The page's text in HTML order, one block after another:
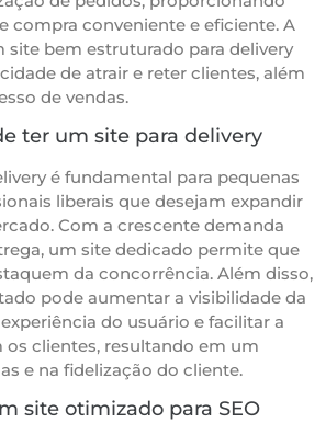
compra conveniente e eficiente. A
site bem estruturado para delivery
de atrair e reter clientes, além
de vendas.
ter um site para delivery
é fundamental para pequenas
liberais que desejam expandir
Com a crescente demanda
um site dedicado permite que
da concorrência. Além disso,
pode aumentar a visibilidade da
do usuário e facilitar a
clientes, resultando em um
e na fidelização do cliente.
site otimizado para SEO